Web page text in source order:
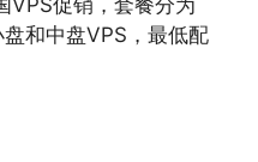
VPS促销，套餐分为
和中盘VPS，最低配